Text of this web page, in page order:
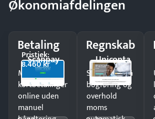
Økonomiafdelingen
Betaling
Scanpay
Pristjek:
8.460 kr
Modtag
kortbetalinger
online uden
manuel
Regnskab
Uniconta
Spar timer på
bogføring og
overhold
moms